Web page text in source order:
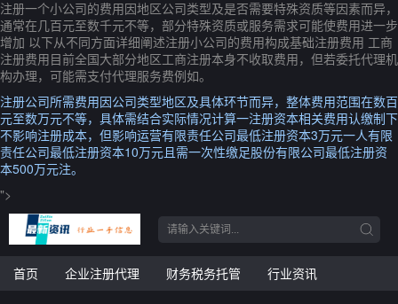
注册一个小公司的费用因地区公司类型及是否需要特殊资质等因素而异，
通常在几百元至数千元不等，部分特殊资质或服务需求可能使费用进一步
增加 以下从不同方面详细阐述注册小公司的费用构成基础注册费用 工商
注册费用目前全国大部分地区工商注册本身不收取费用，但若委托代理机
构办理，可能需支付代理服务费例如。
注册公司所需费用因公司类型地区及具体环节而异，整体费用范围在数百
元至数万元不等，具体需结合实际情况计算一注册资本相关费用认缴制下
不影响注册成本，但影响运营有限责任公司最低注册资本3万元一人有限
责任公司最低注册资本10万元且需一次性缴足股份有限公司最低注册资
本500万元注。
">
首页 企业注册代理 财务税务托管 行业资讯